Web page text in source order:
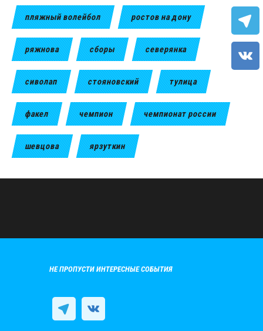
пляжный волейбол ростов на дону
ряжнова сборы северянка
сиволап стояновский тулица
факел чемпион чемпионат россии
шевцова ярзуткин
НЕ ПРОПУСТИ ИНТЕРЕСНЫЕ СОБЫТИЯ